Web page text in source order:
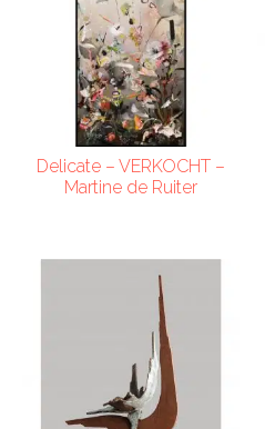
Delicate – VERKOCHT –
Martine de Ruiter